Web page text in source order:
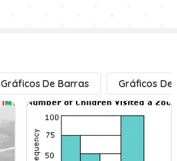
Gráficos De Barras Gráficos De